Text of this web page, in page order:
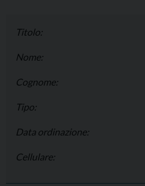
Titolo:
Nome:
Cognome:
Tipo:
Data ordinazione:
Cellulare: